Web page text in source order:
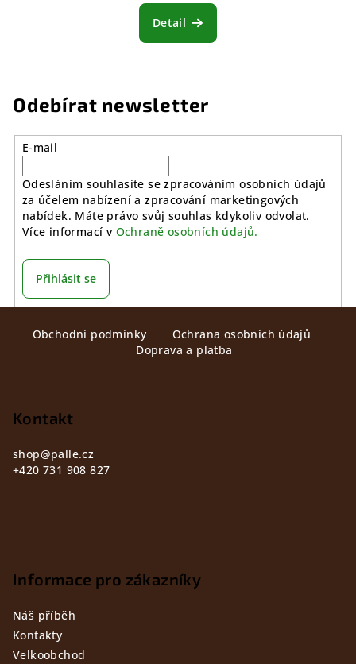
Detail
Odebírat newsletter
E-mail
Odesláním souhlasíte se zpracováním osobních údajů
za účelem nabízení a zpracování marketingových
nabídek. Máte právo svůj souhlas kdykoliv odvolat.
Více informací v Ochraně osobních údajů.
Přihlásit se
Obchodní podmínky
Ochrana osobních údajů
Doprava a platba
Kontakt
shop@palle.cz
+420 731 908 827
Informace pro zákazníky
Náš příběh
Kontakty
Velkoobchod